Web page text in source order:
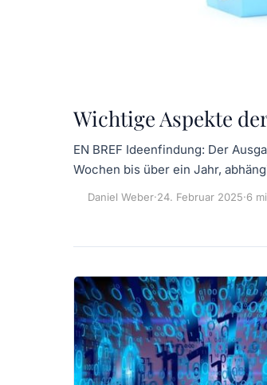
Wichtige Aspekte
EN BREF Ideenfindung: Der
Wochen bis über ein Jahr,
Daniel Weber·24. Februar 2025·6